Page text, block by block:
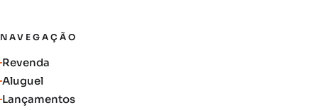
NAVEGAÇÃO
Revenda
Aluguel
Lançamentos